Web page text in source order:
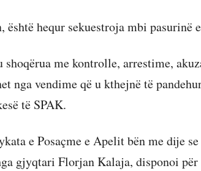
hequr sekuestroja mbi pasurinë
shoqërua me kontrolle, arrestime,
nga vendime që u kthejnë të
të SPAK.
e Posaçme e Apelit bën me dije
gjyqtari Florjan Kalaja, disponoi për